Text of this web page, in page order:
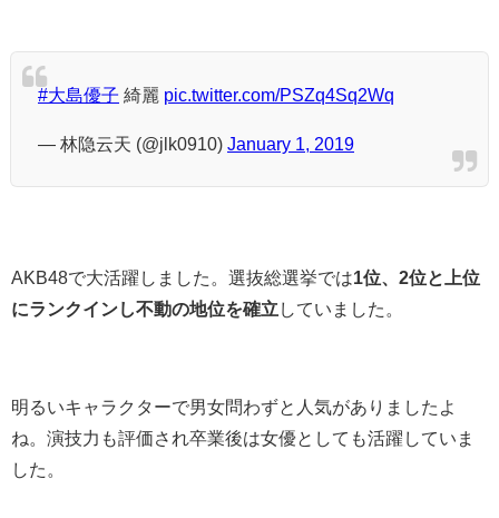
#大島優子 綺麗 pic.twitter.com/PSZq4Sq2Wq
— 林隐云天 (@jlk0910) January 1, 2019
AKB48で大活躍しました。選抜総選挙では1位、2位と上位
にランクインし不動の地位を確立 していました。
明るいキャラクターで男女問わずと人気がありましたよ
ね。演技力も評価され卒業後は女優としても活躍していま
した。